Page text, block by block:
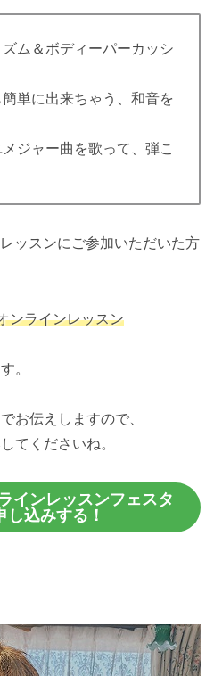
ズム＆ボディーパーカッシ
簡単に出来ちゃう、和音を
ジャー曲を歌って、弾こ
ッスンにご参加いただいた方
ンラインレッスン
。
お伝えしますので、
てくださいね。
インレッスンフェスタ
し込みする！